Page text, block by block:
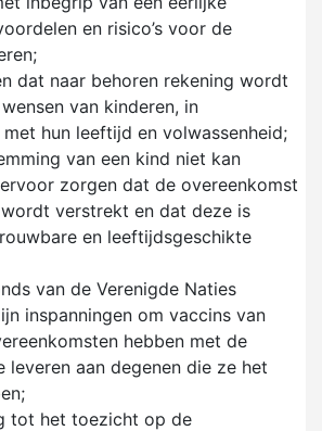
en risico’s voor de
dat naar behoren rekening wordt
van kinderen, in
hun leeftijd en volwassenheid;
van een kind niet kan
zorgen dat de overeenkomst
verstrekt en dat deze is
en leeftijdsgeschikte
van de Verenigde Naties
inspanningen om vaccins van
hebben met de
leveren aan degenen die ze het
tot het toezicht op de